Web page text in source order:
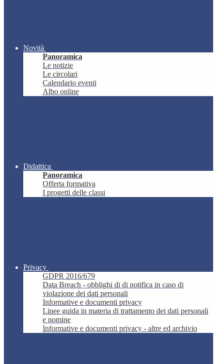
Novità
Panoramica
Le notizie
Le circolari
Calendario eventi
Albo online
Didattica
Panoramica
Offerta formativa
I progetti delle classi
Privacy
GDPR 2016/679
Data Breach - obblighi di di notifica in caso di
violazione dei dati personali
Informative e documenti privacy
Linee guida in materia di trattamento dei dati personali
e nomine
Informative e documenti privacy - altre ed archivio